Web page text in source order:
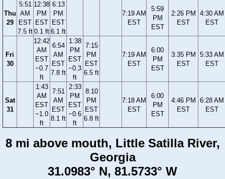
Thu
29
5:51
AM
EST
7.5 ft
12:38
PM
EST
0.1 ft
6:13
PM
EST
6.1 ft
7:19 AM
EST
5:59
PM
EST
2:26 PM
EST
4:30 AM
EST
Fri
30
12:42
AM
EST
−0.7
ft
6:54
AM
EST
7.8 ft
1:38
PM
EST
−0.3
ft
7:15
PM
EST
6.5 ft
7:19 AM
EST
6:00
PM
EST
3:35 PM
EST
5:33 AM
EST
Sat
31
1:43
AM
EST
−1.0
ft
7:51
AM
EST
8.1 ft
2:33
PM
EST
−0.6
ft
8:10
PM
EST
6.8 ft
7:18 AM
EST
6:00
PM
EST
4:46 PM
EST
6:28 AM
EST
8 mi above mouth, Little Satilla River,
Georgia
31.0983° N, 81.5733° W